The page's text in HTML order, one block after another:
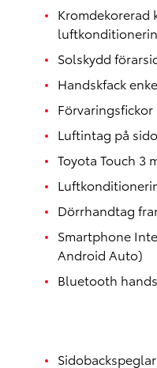
Kromdekorerad
Solskydd
Handskfack
Luftintag på
Toyota Touch 3
Dörrhandtag
Smartphone
Android Auto)
Bluetooth